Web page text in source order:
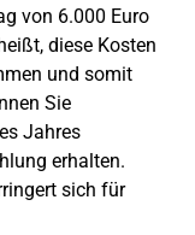
von 6.000 Euro
diese Kosten
und somit
Sie
Jahres
erhalten.
sich für